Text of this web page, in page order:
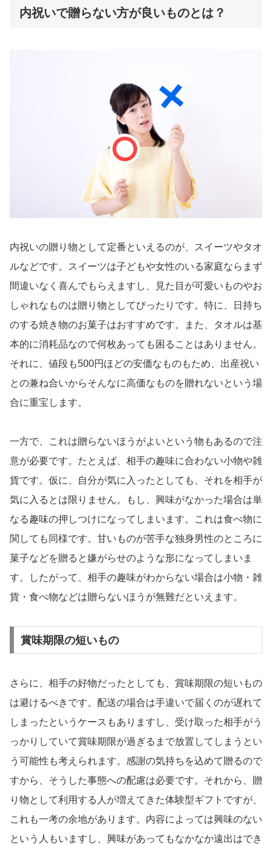
内祝いで贈らない方が良いものとは？
内祝いの贈り物として定番といえるのが、スイーツやタオ
ルなどです。スイーツは子どもや女性のいる家庭ならまず
間違いなく喜んでもらえますし、見た目が可愛いものやお
しゃれなものは贈り物としてぴったりです。特に、日持ち
のする焼き物のお菓子はおすすめです。また、タオルは基
本的に消耗品なので何枚あっても困ることはありません。
それに、値段も500円ほどの安価なものもため、出産祝い
との兼ね合いからそんなに高価なものを贈れないという場
合に重宝します。
一方で、これは贈らないほうがよいという物もあるので注
意が必要です。たとえば、相手の趣味に合わない小物や雑
貨です。仮に、自分が気に入ったとしても、それを相手が
気に入るとは限りません。もし、興味がなかった場合は単
なる趣味の押しつけになってしまいます。これは食べ物に
関しても同様です。甘いものが苦手な独身男性のところに
菓子などを贈ると嫌がらせのような形になってしまいま
す。したがって、相手の趣味がわからない場合は小物・雑
貨・食べ物などは贈らないほうが無難だといえます。
賞味期限の短いもの
さらに、相手の好物だったとしても、賞味期限の短いもの
は避けるべきです。配送の場合は手違いで届くのが遅れて
しまったというケースもありますし、受け取った相手がう
っかりしていて賞味期限が過ぎるまで放置してしまうとい
う可能性も考えられます。感謝の気持ちを込めて贈るので
すから、そうした事態への配慮は必要です。それから、贈
り物として利用する人が増えてきた体験型ギフトですが、
これも一考の余地があります。内容によっては興味のない
という人もいますし、興味があってもなかなか遠出はでき